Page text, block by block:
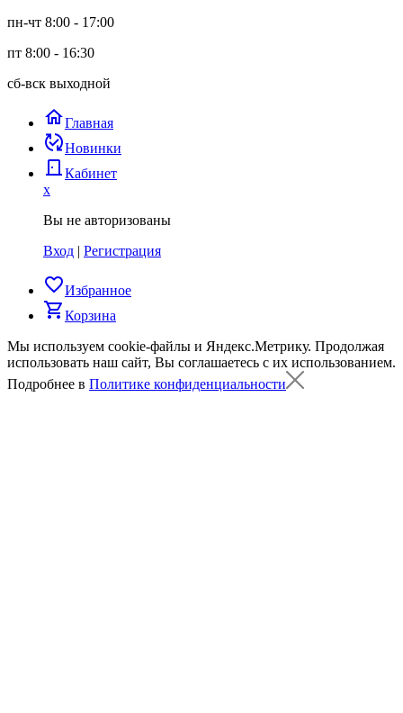
пн-чт 8:00 - 17:00
пт 8:00 - 16:30
сб-вск выходной
homeГлавная
published_with_changesНовинки
door_back Кабинет
x
Вы не авторизованы
Вход | Регистрация
favorite_borderИзбранное
shopping_cartКорзина
Мы используем cookie-файлы и Яндекс.Метрику. Продолжая
использовать наш сайт, Вы соглашаетесь с их использованием.
Подробнее в Политике конфиденциальности